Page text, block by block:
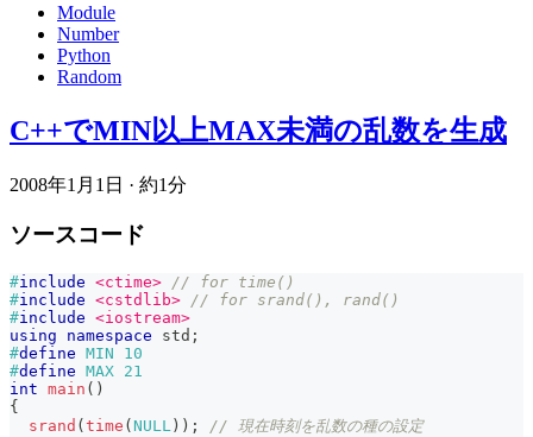
Module
Number
Python
Random
C++でMIN以上MAX未満の乱数を生成
2008年1月1日 · 約1分
ソースコード
#include <ctime> // for time()
#include <cstdlib> // for srand(), rand()
#include <iostream>
using
namespace std ;
#define MIN
10
#define MAX 21
int main ( )
{
srand ( time ( NULL ) ) ;
// 現在時刻を乱数の種の設定